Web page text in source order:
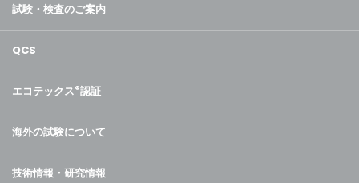
試験・検査のご案内
QCS
エコテックス®認証
海外の試験について
技術情報・研究情報